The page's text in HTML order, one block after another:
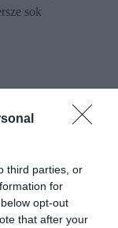
third parties, or
for
opt-out
that after your
sok